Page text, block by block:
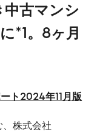
古マンシ
*1。8ヶ月
ト2024年11月版
株式会社